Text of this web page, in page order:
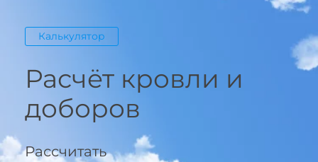
Калькулятор
Расчёт кровли и
доборов
Рассчитать